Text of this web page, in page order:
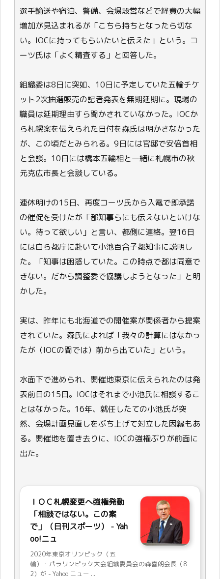
選手輸送や宿泊、警備、会場設営などで経費の大幅
増加が見込まれるが「こちら持ちとなったら切な
い。IOCに持ってもらいたいと伝えた」という。コ
ーツ氏は「よく精査する」と回答した。
組織委は8日に突如、10日に予定していた五輪チケ
ット2次抽選販売の記者発表を無期延期に。現場の
職員は延期理由すら聞かされていなかった。IOCか
ら札幌案を伝えられた日付を森氏は明かさなかった
が、この頃だとみられる。9日には官邸で安倍首相
と会談。10日には橋本五輪相と一緒に札幌市の秋
元克広市長と会談している。
連休明けの15日、再度コーツ氏から入電で即承諾
の催促を受けたが「都知事らにも伝えないといけな
い。待って欲しい」と言い、都側に連絡。翌16日
には自ら都庁に赴いて小池百合子都知事に説明し
た。「知事は困惑していた。この時点で都は同意で
きない。だから調整委で協議しようとなった」と明
かした。
実は、昨年にも北海道での開催案が関係者から提案
されていた。森氏によれば「我々の計算にはなかっ
たが（IOCの間では）前から出ていた」という。
水面下で進められ、開催地東京に伝えられたのは発
表前日の15日。IOCはそれまで小池氏に相談するこ
とはなかった。16年、就任したての小池氏が突
然、会場計画見直しをぶち上げて対立した因縁もあ
る。開催地を置き去りに、IOCの強権ぶりが前面に
出た。
ＩＯＣ札幌変更へ強権発動
「相談ではない。この案
で」（日刊スポーツ） - Yah
oo!ニュ
2020年東京オリンピック（五
輪）・パラリンピック大会組織委員会の森喜朗会長（8
2）が - Yahoo!ニュー ...